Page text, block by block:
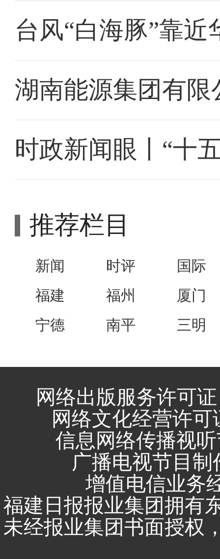
台风“白海豚”靠近
湖南能源集团有
时政新闻眼丨“十
推荐栏目
新闻 时评
国际
福建
福州
厦门
宁德
南平 三明
网络出版服务许可
网络文化经营许可
信息网络传播视
广播电视节目
增值电信业务
福建日报报业集团拥有
未经报业集团书面授权